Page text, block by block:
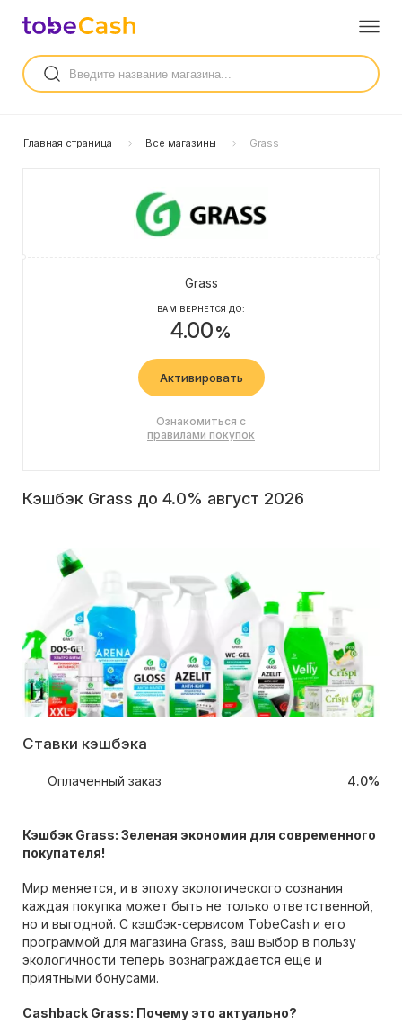
Главная страница Все магазины Grass
Grass
ВАМ ВЕРНЕТСЯ ДО:
4.00%
Активировать
Ознакомиться с
правилами покупок
Кэшбэк Grass до 4.0% август 2026
Ставки кэшбэка
Оплаченный заказ 4.0%
Кэшбэк Grass: Зеленая экономия для современного
покупателя!
Мир меняется, и в эпоху экологического сознания
каждая покупка может быть не только ответственной,
но и выгодной. С кэшбэк-сервисом TobeCash и его
программой для магазина Grass, ваш выбор в пользу
экологичности теперь вознаграждается еще и
приятными бонусами.
Cashback Grass: Почему это актуально?